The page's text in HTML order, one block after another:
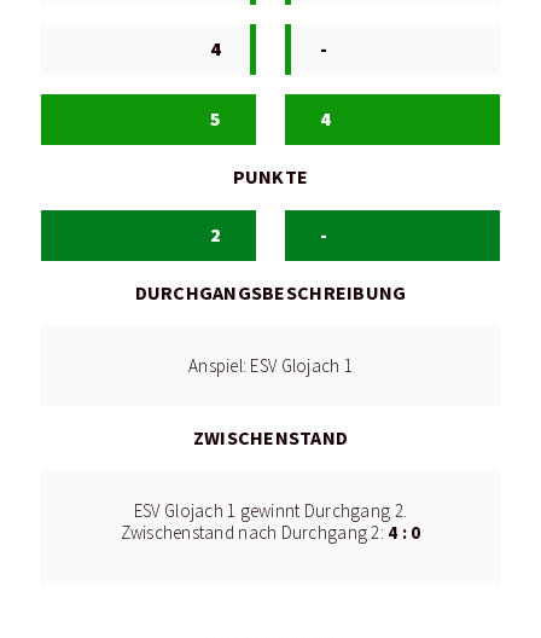
4 -
5 4
PUNKTE
2 -
DURCHGANGSBESCHREIBUNG
Anspiel: ESV Glojach 1
ZWISCHENSTAND
ESV Glojach 1 gewinnt Durchgang 2.
Zwischenstand nach Durchgang 2: 4 : 0